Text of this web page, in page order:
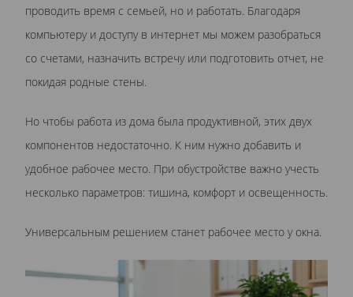
проводить время с семьей, но и работать. Благодаря
компьютеру и доступу в интернет мы можем разобраться
со счетами, назначить встречу или подготовить отчет, не
покидая родные стены.
Но чтобы работа из дома была продуктивной, этих двух
компонентов недостаточно. К ним нужно добавить и
удобное рабочее место. При обустройстве важно учесть
несколько параметров: тишина, комфорт и освещенность.
Универсальным решением станет рабочее место у окна.